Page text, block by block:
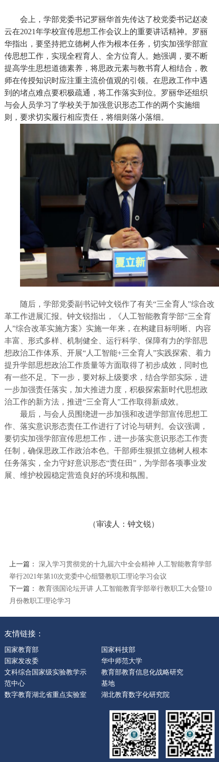
会上，学部党委书记罗丽华首先传达了校党委书记赵凌
云在2021年学校宣传思想工作会议上的重要讲话精神。罗丽
华指出， 要坚持把立德树人作为根本任务 ， 切实加强学部宣
传思想工作，实现全程育人、全方位育人 。 她强调，要不断
提高学生思想道德素养，将思政元素与教书育人相结合，教
师在传授知识时应注重主流价值观的引领。在思政工作中遇
到的堵点难点要积极疏通，将工作落实到位。罗丽华还组织
与会人员学习了学校关于加强意识形态工作的两个实施细
则，要求切实履行相应责任，将细则落小落细。
随后， 学部党委副书记钟文锐作了有关“三全育人”综合改
革工作进展汇报。钟文锐指出，
《人工智能教育学部“三全育
人”综合改革实施方案》实施一年来，在构建目标明晰、内容
丰富、形式多样、机制健全、运行科学、保障有力的学部思
想政治工作体系
开展“人工智能+三全育人”实践探索
着力
提升学部思想政治工作质量等方面取得了初步成效，同时也
有一些不足 。 下一步， 要对标上级要求， 结合学部实际，进
一步加强责任落实，加大推进力度， 积极探索新时代思想政
治工作的新方法，推进“三全育人”工作取得新成效。
最后，与会人员围绕进一步加强和改进学部宣传思想工
作、落实意识形态责任工作进行了讨论与研判。会议强调，
要切实加强学部宣传思想工作，进一步落实意识形态工作责
任制，确保思政工作政治本色。干部师生狠抓立德树人根本
任务落实，全力守好意识形态“责任田”，为学部各项事业发
展、维护校园稳定营造良好的环境和氛围。
（审读人：钟文锐）
上一篇： 深入学习贯彻党的十九届六中全会精神 人工智能教育学部
举行2021年第10次党委中心组暨教职工理论学习会议
下一篇： 教育强国论坛开讲 人工智能教育学部举行教职工大会暨10
月份教职工理论学习
友情链接：
国家教育部
国家科技部
国家发改委
华中师范大学
文科综合国家级实验教学示
范中心
教育部教育信息化战略研究
基地
数字教育湖北省重点实验室
湖北教育数字化研究院